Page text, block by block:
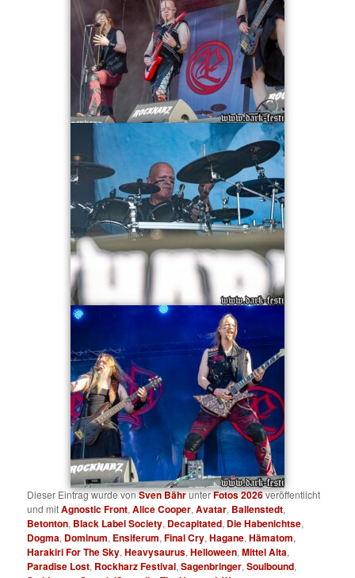
Dieser Eintrag wurde vonSven BährunterFotos 2026veröffentlicht
und mitAgnostic Front,Alice Cooper,Avatar, Ballenstedt,
Betonton, Black Label Society, Decapitated, Die Habenichtse,
Dogma, Dominum, Ensiferum,Final Cry,Hagane,Hämatom,
Harakiri For The Sky,Heavysaurus,Helloween,Mittel Alta,
Paradise Lost, Rockharz Festival,Sagenbringer,Soulbound,